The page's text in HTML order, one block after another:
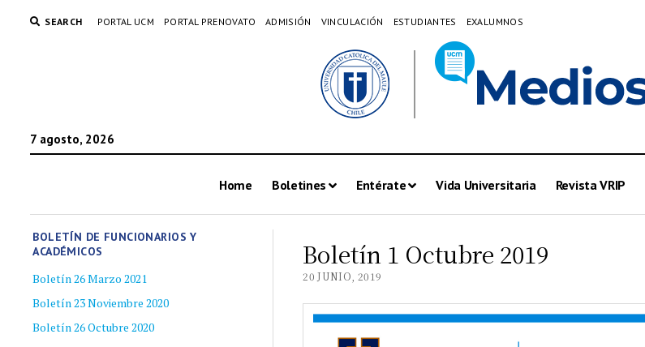
SEARCH PORTAL UCM PORTAL PRENOVATO ADMISIÓN VINCULACIÓN ESTUDIANTES EXALUMNOS
7 agosto, 2026
Home Boletines Entérate Vida Universitaria Revista VRIP
BOLETÍN DE FUNCIONARIOS Y
ACADÉMICOS
Boletín 26 Marzo 2021
Boletín 23 Noviembre 2020
Boletín 26 Octubre 2020
Boletín 1 Octubre 2019
20 JUNIO, 2019